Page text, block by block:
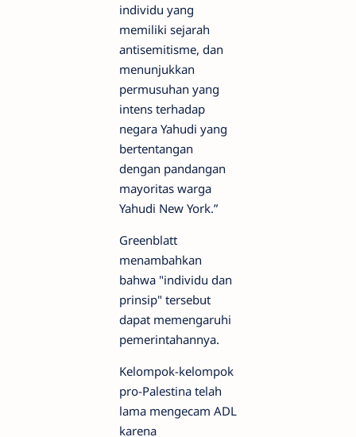
individu yang
memiliki sejarah
antisemitisme, dan
menunjukkan
permusuhan yang
intens terhadap
negara Yahudi yang
bertentangan
dengan pandangan
mayoritas warga
Yahudi New York.”
Greenblatt
menambahkan
bahwa "individu dan
prinsip" tersebut
dapat memengaruhi
pemerintahannya.
Kelompok-kelompok
pro-Palestina telah
lama mengecam ADL
karena